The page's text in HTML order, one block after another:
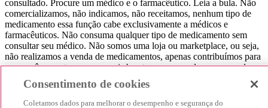
consultado. Procure um médico e o farmacêutico. Leia a bula. Não
comercializamos, não indicamos, não receitamos, nenhum tipo de
medicamento essa função cabe exclusivamente a médicos e
farmacêuticos. Não consuma qualquer tipo de medicamento sem
consultar seu médico. Não somos uma loja ou marketplace, ou seja,
não realizamos a venda de medicamentos, apenas contribuímos para
que você encontre o preço mais barato, comparando os preços de
produtos farmacêuticos. Contribuímos e damos auxílio para que sua
experiência seja bem-sucedida, mas a finalização da compra
acontece nos sites das nossas lojas parceiras.
Consentimento de cookies
Coletamos dados para melhorar o desempenho e segurança do